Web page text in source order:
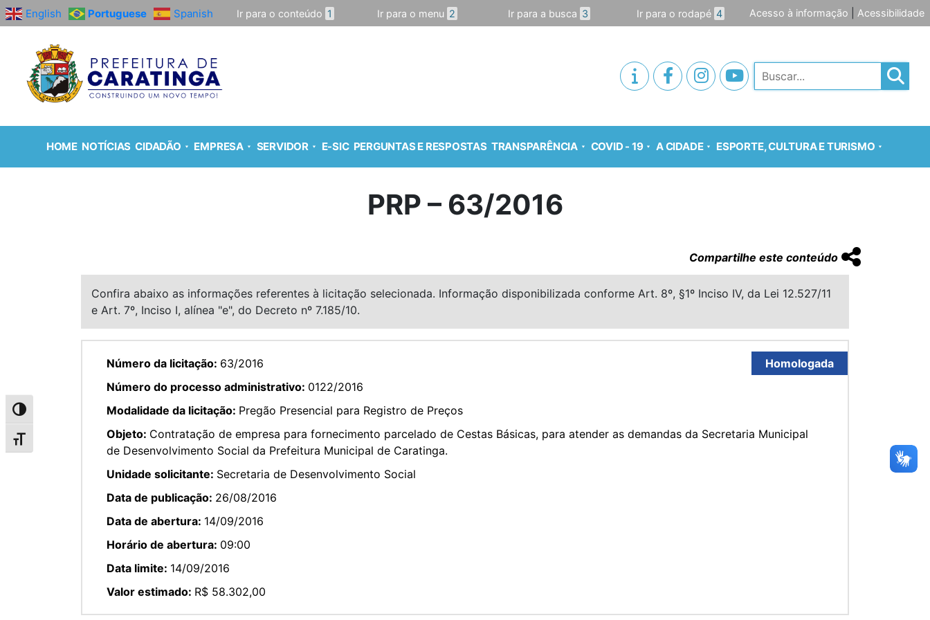
Alternar alto contraste
Alternar tamanho da fonte
English Portuguese Spanish Ir para o conteúdo 1 Ir para o menu 2 Ir para a busca 3 Ir para o rodapé 4 Acesso à informação Acessibilidade
Pesquisar
HOME NOTÍCIAS CIDADÃO EMPRESA SERVIDOR E-SIC PERGUNTAS E RESPOSTAS TRANSPARÊNCIA COVID - 19 A CIDADE ESPORTE, CULTURA E TURISMO
PRP – 63/2016
Compartilhe este conteúdo
Confira abaixo as informações referentes à licitação selecionada. Informação disponibilizada conforme Art. 8º, §1º Inciso IV, da Lei 12.527/11
e Art. 7º, Inciso I, alínea "e", do Decreto nº 7.185/10.
Homologada
Número da licitação: 63/2016
Número do processo administrativo: 0122/2016
Modalidade da licitação: Pregão Presencial para Registro de Preços
Objeto: Contratação de empresa para fornecimento parcelado de Cestas Básicas, para atender as demandas da Secretaria Municipal
de Desenvolvimento Social da Prefeitura Municipal de Caratinga.
Unidade solicitante: Secretaria de Desenvolvimento Social
Data de publicação: 26/08/2016
Data de abertura: 14/09/2016
Horário de abertura: 09:00
Data limite: 14/09/2016
Valor estimado: R$ 58.302,00